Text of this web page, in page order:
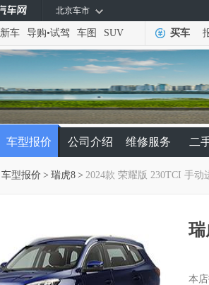
北京车市
新车 导购•试驾 车图 SUV 买车
车型报价 公司介绍 维修服务 二
车型报价 > 瑞虎8 > 2024款 荣耀版 230TCI 手动
瑞
本